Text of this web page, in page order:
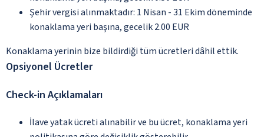
Şehir vergisi alınmaktadır: 1 Nisan - 31 Ekim döneminde
konaklama yeri başına, gecelik 2.00 EUR
Konaklama yerinin bize bildirdiği tüm ücretleri dâhil ettik.
Opsiyonel Ücretler
Check-in Açıklamaları
İlave yatak ücreti alınabilir ve bu ücret, konaklama yeri